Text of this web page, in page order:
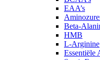
EAA’s
Beta-
HMB
L-Arginine
Essentiële